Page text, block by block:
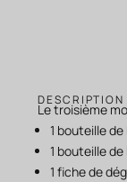
DESCRIPTION
Le troisième
1 bouteille
1 bouteillede
1 fiche de